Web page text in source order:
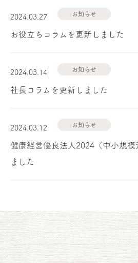
2024.03.27 お知らせ
お役立ちコラムを更新しました
2024.03.14 お知らせ
社長コラムを更新しました
2024.03.12 お知らせ
健康経営優良法人2024（中小規
ました